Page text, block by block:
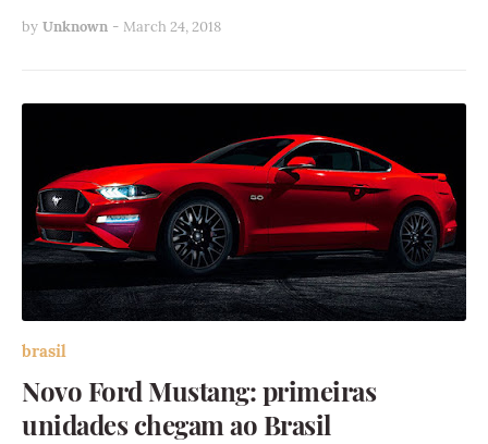
by Unknown - March 24, 2018
brasil
Novo Ford Mustang: primeiras
unidades chegam ao Brasil